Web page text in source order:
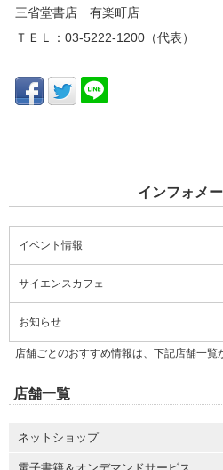
三省堂書店 有楽町店
ＴＥＬ：03-5222-1200（代表）
インフォメ
イベント情報
サイエンスカフェ
お知らせ
店舗ごとのおすすめ情報は、下記店舗一覧
店舗一覧
ネットショップ